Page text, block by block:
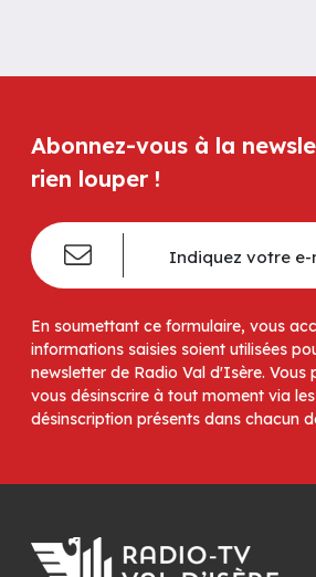
Abonnez-vous à la
rien louper !
En soumettant ce formulaire, vous
informations saisies soient utilisées
newsletter de Radio Val d'Isère. Vous
vous désinscrire à tout moment via
désinscription présents dans chacun